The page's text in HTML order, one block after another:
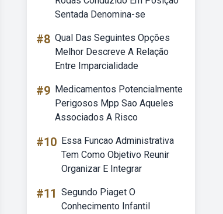
Sentada Denomina-se
#8 Qual Das Seguintes Opções
Melhor Descreve A Relação
Entre Imparcialidade
#9 Medicamentos Potencialmente
Perigosos Mpp Sao Aqueles
Associados A Risco
#10 Essa Funcao Administrativa
Tem Como Objetivo Reunir
Organizar E Integrar
#11 Segundo Piaget O
Conhecimento Infantil